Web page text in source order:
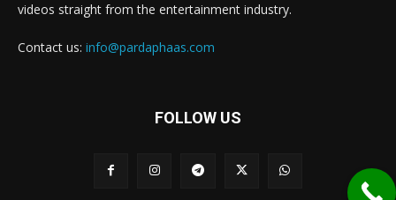
videos straight from the entertainment industry.
Contact us: info@pardaphaas.com
FOLLOW US